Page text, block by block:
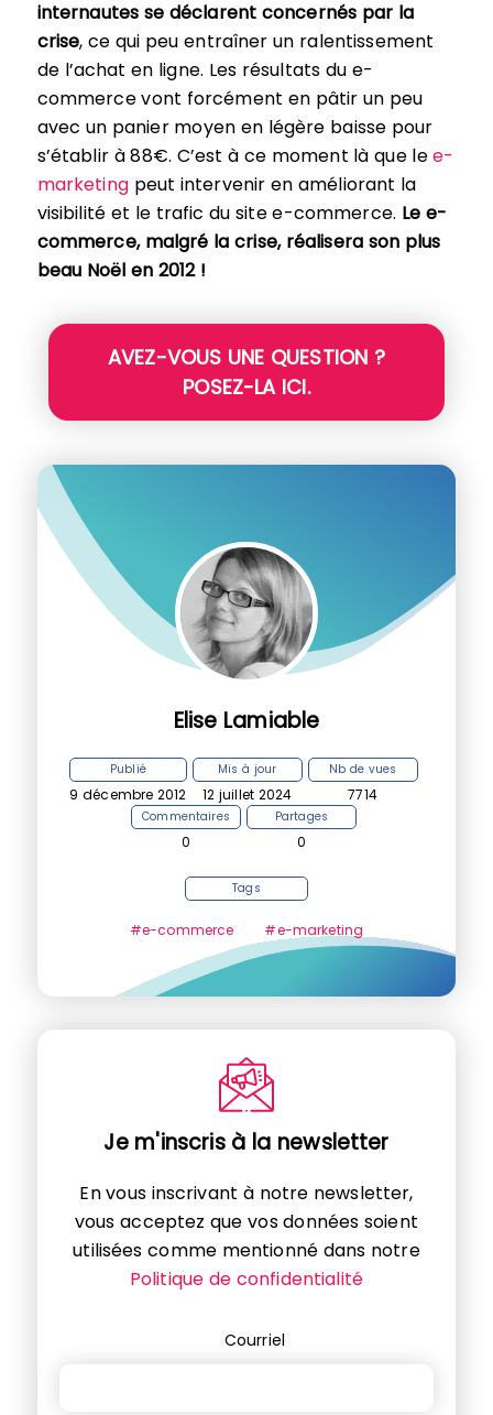
internautes se déclarent concernés par la
crise, ce qui peu entraîner un ralentissement
de l’achat en ligne. Les résultats du e-
commerce vont forcément en pâtir un peu
avec un panier moyen en légère baisse pour
s’établir à 88€. C’est à ce moment là que lee-
marketingpeut intervenir en améliorant la
visibilité et le trafic du site e-commerce. Le e-
commerce, malgré la crise, réalisera son plus
beau Noël en 2012 !
AVEZ-VOUS UNE QUESTION ?
POSEZ-LA ICI.
Elise Lamiable
Publié
9 décembre 2012
Mis à jour
12 juillet 2024
Nb de vues
7714
Commentaires
0
Partages
0
Tags
#e-commerce #e-marketing
Je m'inscris à la newsletter
En vous inscrivant à notre newsletter,
vous acceptez que vos données soient
utilisées comme mentionné dans notre
Politique de confidentialité
Courriel